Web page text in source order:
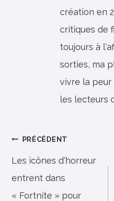
création en
critiques de
toujours à
sorties, ma
vivre la peur
les lecteurs
Navigation
de
l’article
PRÉCÉDENT
Les icônes d'horreur
entrent dans
« Fortnite » pour